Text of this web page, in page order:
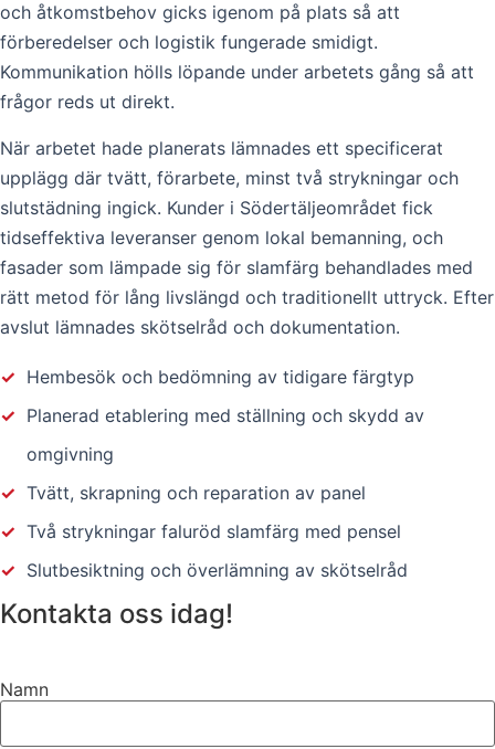
och åtkomstbehov gicks igenom på plats så att
förberedelser och logistik fungerade smidigt.
Kommunikation hölls löpande under arbetets gång så att
frågor reds ut direkt.
När arbetet hade planerats lämnades ett specificerat
upplägg där tvätt, förarbete, minst två strykningar och
slutstädning ingick. Kunder i Södertäljeområdet fick
tidseffektiva leveranser genom lokal bemanning, och
fasader som lämpade sig för slamfärg behandlades med
rätt metod för lång livslängd och traditionellt uttryck. Efter
avslut lämnades skötselråd och dokumentation.
✓ Hembesök och bedömning av tidigare färgtyp
✓ Planerad etablering med ställning och skydd av
omgivning
✓ Tvätt, skrapning och reparation av panel
✓ Två strykningar faluröd slamfärg med pensel
✓ Slutbesiktning och överlämning av skötselråd
Kontakta oss idag!
Namn